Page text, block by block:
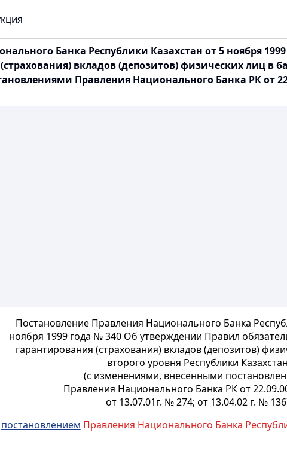
Банка Республики Казахстан от 5 ноября
вкладов (депозитов) физических лиц в
Правления Национального Банка РК от
Постановление Правления Национального Банка
ноября 1999 года № 340 Об утверждении Правил
гарантирования (страхования) вкладов (депозитов)
второго уровня Республики Казахстан
(с изменениями, внесенными
Правления Национального Банка РК от
от 13.07.01г. № 274; от 13.04.02 г. №
постановлением Правления Национального Банка